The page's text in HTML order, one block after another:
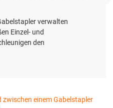
verwalten
Einzel- und
den
zwischen einem Gabelstapler